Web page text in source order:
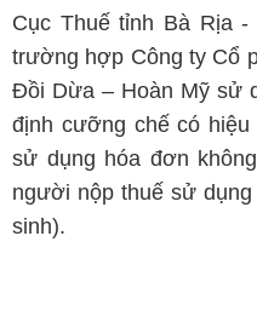
Cục Thuế tỉnh Bà Rịa
trường hợp Công ty Cổ
Đồi Dừa – Hoàn Mỹ sử
định cưỡng chế có
sử dụng hóa đơn
người nộp thuế sử
sinh).